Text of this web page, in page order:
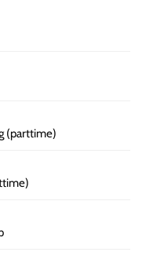
(parttime)